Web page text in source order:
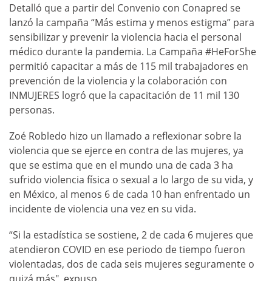
Detalló que a partir del Convenio con Conapred se
lanzó la campaña “Más estima y menos estigma” para
sensibilizar y prevenir la violencia hacia el personal
médico durante la pandemia. La Campaña #HeForShe
permitió capacitar a más de 115 mil trabajadores en
prevención de la violencia y la colaboración con
INMUJERES logró que la capacitación de 11 mil 130
personas.
Zoé Robledo hizo un llamado a reflexionar sobre la
violencia que se ejerce en contra de las mujeres, ya
que se estima que en el mundo una de cada 3 ha
sufrido violencia física o sexual a lo largo de su vida, y
en México, al menos 6 de cada 10 han enfrentado un
incidente de violencia una vez en su vida.
“Si la estadística se sostiene, 2 de cada 6 mujeres que
atendieron COVID en ese periodo de tiempo fueron
violentadas, dos de cada seis mujeres seguramente o